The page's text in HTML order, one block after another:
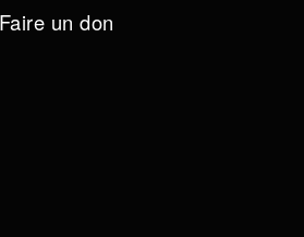
Faire un don